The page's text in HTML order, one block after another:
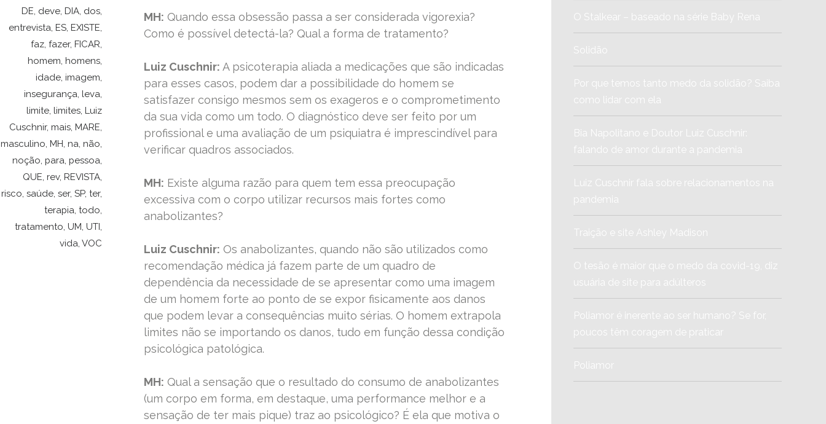
MH: Quando essa obsessão passa a ser considerada vigorexia?
Como é possível detectá-la? Qual a forma de tratamento?
Luiz Cuschnir: A psicoterapia aliada a medicações que são indicadas
para esses casos, podem dar a possibilidade do homem se
satisfazer consigo mesmos sem os exageros e o comprometimento
da sua vida como um todo. O diagnóstico deve ser feito por um
profissional e uma avaliação de um psiquiatra é imprescindível para
verificar quadros associados.
MH: Existe alguma razão para quem tem essa preocupação
excessiva com o corpo utilizar recursos mais fortes como
anabolizantes?
Luiz Cuschnir: Os anabolizantes, quando não são utilizados como
recomendação médica já fazem parte de um quadro de
dependência da necessidade de se apresentar como uma imagem
de um homem forte ao ponto de se expor fisicamente aos danos
que podem levar a consequências muito sérias. O homem extrapola
limites não se importando os danos, tudo em função dessa condição
psicológica patológica.
MH: Qual a sensação que o resultado do consumo de anabolizantes
(um corpo em forma, em destaque, uma performance melhor e a
sensação de ter mais pique) traz ao psicológico? É ela que motiva o
DE, deve,DIA, dos,
entrevista,ES,EXISTE,
faz,fazer,FICAR,
homem,homens,
idade,imagem,
insegurança,leva,
limite,limites,Luiz
Cuschnir,mais,MARE,
masculino,MH,na,não,
noção,para,pessoa,
QUE,rev,REVISTA,
risco,saúde,ser,SP,ter,
terapia,todo,
tratamento,UM,UTI,
vida,VOC
O Stalkear – baseado na série Baby Rena
Solidão
Por que temos tanto medo da solidão? Saiba
como lidar com ela
Bia Napolitano e Doutor Luiz Cuschnir:
falando de amor durante a pandemia
Luiz Cuschnir fala sobre relacionamentos na
pandemia
Traição e site Ashley Madison
O tesão é maior que o medo da covid-19, diz
usuária de site para adúlteros
Poliamor é inerente ao ser humano? Se for,
poucos têm coragem de praticar
Poliamor